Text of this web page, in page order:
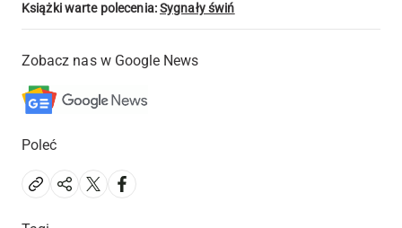
Książki warte polecenia:Sygnały świń
Zobacz nas w Google News
Poleć